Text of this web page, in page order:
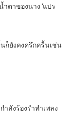
ตาของนาง ‘แปร
ก็ยังคงครึกครื้นเช่น
ลังร้องรำทำเพลง